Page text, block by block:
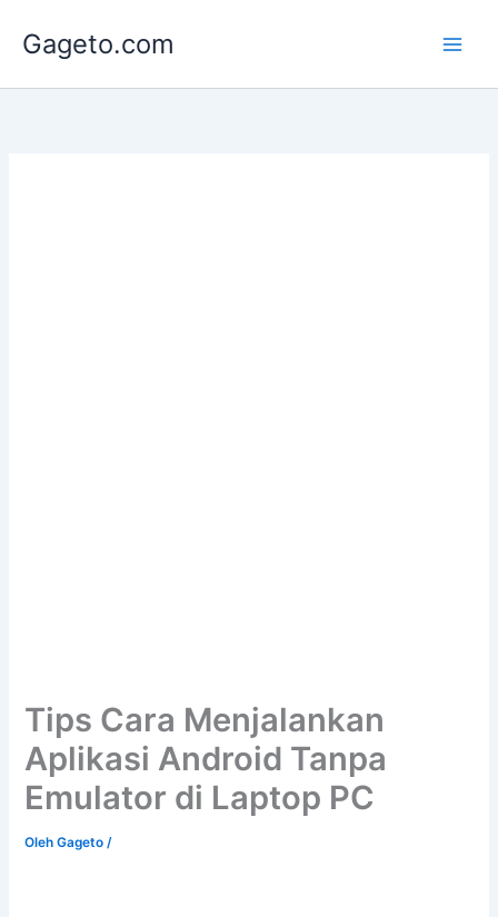
Gageto.com
Tips Cara Menjalankan
Aplikasi Android Tanpa
Emulator di Laptop PC
OlehGageto/